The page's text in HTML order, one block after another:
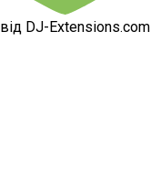
від DJ-Extensions.com